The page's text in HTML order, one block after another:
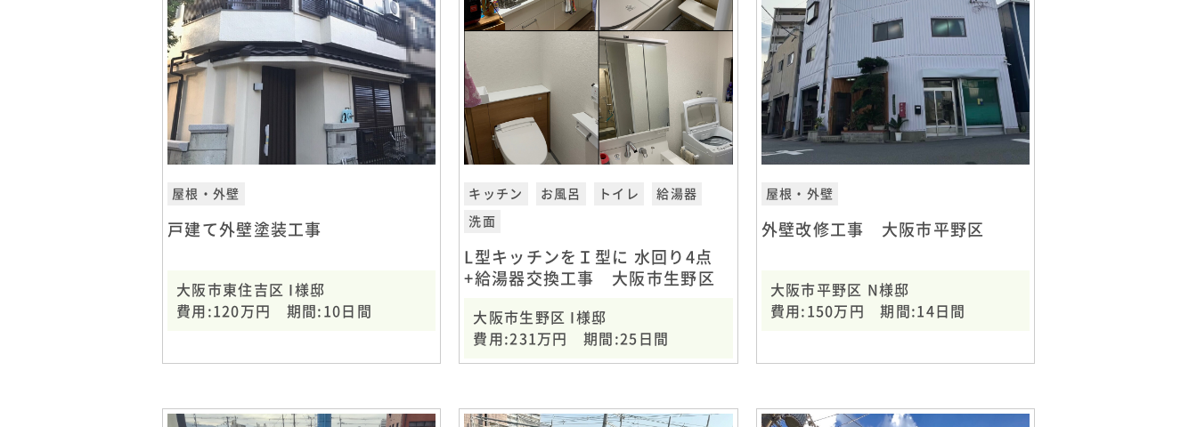
屋根・外壁
戸建て外壁塗装工事
大阪市東住吉区 I様邸
費用:120万円 期間:10日間
キッチン お風呂 トイレ 給湯器
洗面
L型キッチンをＩ型に 水回り4点
+給湯器交換工事 大阪市生野区
大阪市生野区 I様邸
費用:231万円 期間:25日間
屋根・外壁
外壁改修工事 大阪市平野区
大阪市平野区 N様邸
費用:150万円 期間:14日間